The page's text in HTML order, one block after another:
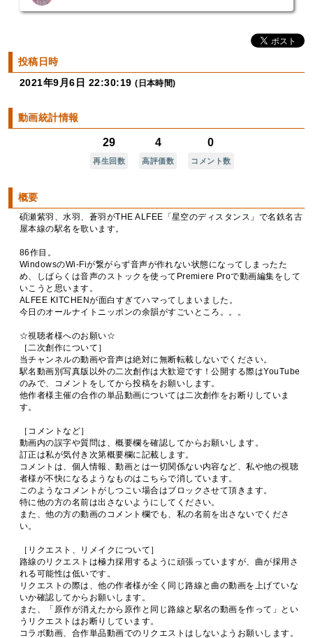
投稿日時
2021年9月6日 22:30:19(日本時間)
動画統計情報
29
再生回数
4
高評価数
0
コメント数
概要
碩瀬紫羽、水羽、蒼羽がTHE ALFEE「星空のディスタンス」で名鉄名古
屋本線の駅名を歌います。
86作目。
WindowsのWi-Fiが繋がらず音声が作れない状態になってしまったた
め、しばらくは音声のストックを使ってPremiere Proで動画編集をして
いこうと思います。
ALFEE KITCHENが面白すぎてハマってしまいました。
今日のオールナイトニッポンの余韻がすごいところ。。。
☆視聴者様へのお願い☆
［二次創作について］
当チャンネルの動画や音声は絶対に無断転載しないでください。
駅名動画別写真版以外の二次創作は大歓迎です！公開する際はYouTube
のみで、コメントをしてから投稿をお願いします。
他作者様主催の合作の単品動画については二次創作をお断りしていま
す。
［コメントなど］
動画内の誤字や質問は、概要欄を確認してからお願いします。
訂正は私が気付き次第概要欄に記載します。
コメントは、個人情報、動画とは一切関係ない内容など、私や他の視聴
者様が不快になるようなものはこちらで消しています。
このようなコメントがしつこい場合はブロックさせて頂きます。
特に他の方の名前は出さないようにしてください。
また、他の方の動画のコメント欄でも、私の名前を出さないでくださ
い。
［リクエスト、リメイクについて］
路線のリクエストは極力採用するように頑張っていますが、曲が採用さ
れる可能性は低いです。
リクエストの際は、他の作者様が全く同じ路線と曲の動画を上げていな
いか確認してからお願いします。
また、「原作が消えたから原作と同じ路線と駅名の動画を作って」とい
うリクエストはお断りしています。
コラボ動画、合作単品動画でのリクエストはしないようお願いします。